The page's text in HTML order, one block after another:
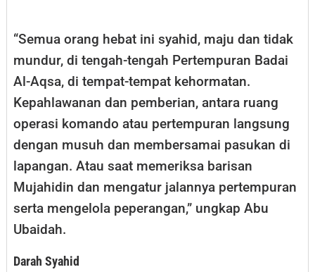
“Semua orang hebat ini syahid, maju dan tidak
mundur, di tengah-tengah Pertempuran Badai
Al-Aqsa, di tempat-tempat kehormatan.
Kepahlawanan dan pemberian, antara ruang
operasi komando atau pertempuran langsung
dengan musuh dan membersamai pasukan di
lapangan. Atau saat memeriksa barisan
Mujahidin dan mengatur jalannya pertempuran
serta mengelola peperangan,” ungkap Abu
Ubaidah.
Darah Syahid